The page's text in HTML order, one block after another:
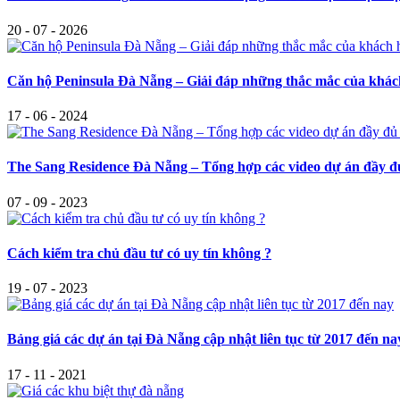
20 - 07 - 2026
Căn hộ Peninsula Đà Nẵng – Giải đáp những thắc mắc của
17 - 06 - 2024
The Sang Residence Đà Nẵng – Tổng hợp các video dự án đầy
07 - 09 - 2023
Cách kiểm tra chủ đầu tư có uy tín không ?
19 - 07 - 2023
Bảng giá các dự án tại Đà Nẵng cập nhật liên tục từ 2017 đến
17 - 11 - 2021